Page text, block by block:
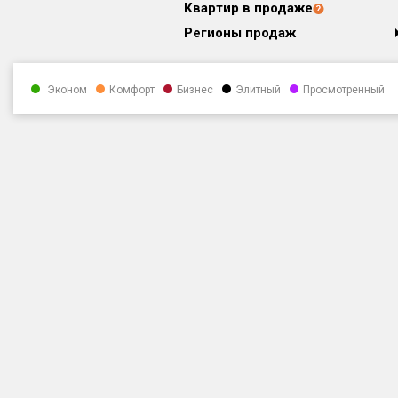
Квартир в продаже
Регионы продаж
Эконом Комфорт Бизнес Элитный Просмотренный